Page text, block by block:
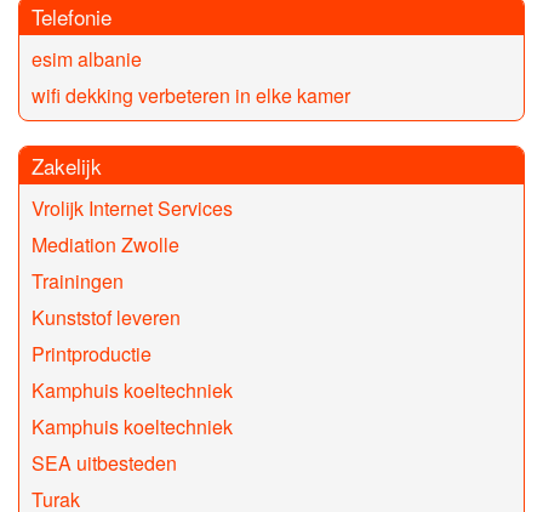
Telefonie
esim albanie
wifi dekking verbeteren in elke kamer
Zakelijk
Vrolijk Internet Services
Mediation Zwolle
Trainingen
Kunststof leveren
Printproductie
Kamphuis koeltechniek
Kamphuis koeltechniek
SEA uitbesteden
Turak